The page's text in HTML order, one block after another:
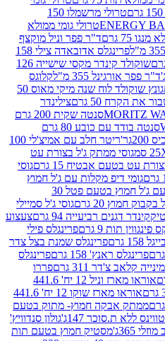
טרולי מרשמלו 150
טרולי גומי ממולא
ד"ר פפר וניל מוקצף
פרינגלס אדובאדה צילי 158
שוקולד קינדר מקסי שישייה 126
355 מ"ל
קלוגס
גונץ שוקולד לוח שנה מיקי מאוס 50
צילינדר
סנטה שקית 200 גרם
סנטה בודד עם כובע 80 גרם
ריטר חלב עם אמיצ'לי 100
ממתק ג'ל בצורת עט
15 גרם
גוסי
מקלות עם ג'ל חמוץ
גומי דיפ מקלות עם ג'ל חמוץ בטעם פטל 30
גוסי ג'ל סמיילי
רביעייה 94 גרם
צעצוע
פרינגלס פילי
פרינגלס שמנת בצל צדר
158 גרם
פרינגלס
גרם
פררו
אוראו מארז וניל 12 יח' 441.6
אוראו מארז שוקו 12 יח' 441.6
חמוץ- מתוק בטעם
147ג'
גולון סנדוויץ'
מסטיק חמוץ בטעם תות